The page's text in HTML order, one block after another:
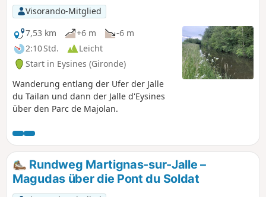
Visorando-Mitglied
7,53 km
+6 m
-6 m
2:10 Std.
Leicht
Start in Eysines (Gironde)
Wanderung entlang der Ufer der Jalle
du Tailan und dann der Jalle d'Eysines
über den Parc de Majolan.
Rundweg Martignas-sur-Jalle –
Magudas über die Pont du Soldat